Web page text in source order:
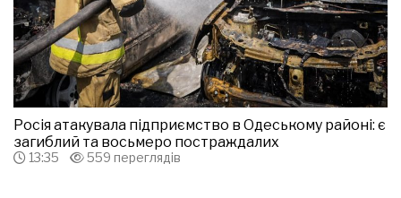
Росія атакувала підприємство в Одеському районі: є
загиблий та восьмеро постраждалих
13:35 559 переглядів